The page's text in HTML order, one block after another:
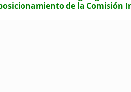
de la Comisión